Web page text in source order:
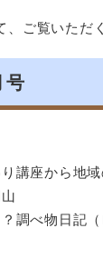
ご覧いただ
号
講座から地
調べ物日記（